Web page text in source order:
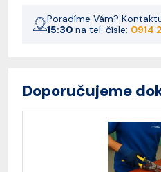
Poradíme Vám?
15:30 na tel. čísle: 0914
Doporučujeme